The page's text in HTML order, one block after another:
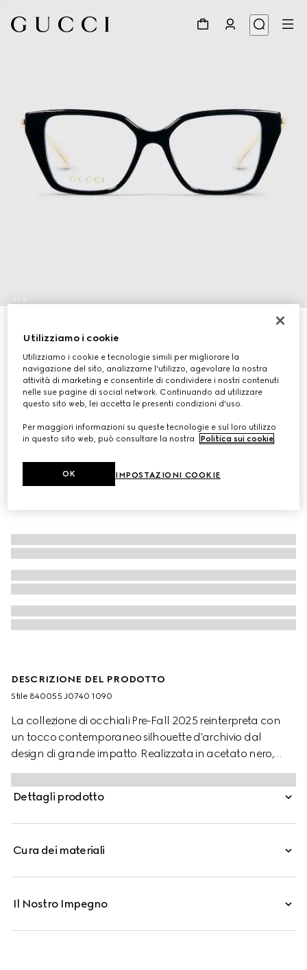
1 / 5
€ 450
Variantenero
DESCRIZIONE DEL PRODOTTO
Stile ‎840055 J0740 1090
La collezione di occhiali Pre-Fall 2025 reinterpreta con
un tocco contemporaneo silhouette d'archivio dal
design di grande impatto. Realizzata in acetato nero,
questa montatura da vista cat-eye presenta aste in
metallo color oro chiaro decorate con perle e con il
motivo Incrocio GG in versione cut-out.
Dettagli prodotto
Cura dei materiali
Il Nostro Impegno
Utilizziamo i cookie
Utilizziamo i cookie e tecnologie simili per migliorare la
navigazione del sito, analizzarne l'utilizzo, agevolare la nostra
attività di marketing e consentirle di condividere i nostri contenuti
nelle sue pagine di social network. Continuando ad utilizzare
questo sito web, lei accetta le presenti condizioni d'uso.
Per maggiori informazioni su queste tecnologie e sul loro utilizzo
in questo sito web, può consultare la nostra
Politica sui cookie.
IMPOSTAZIONI COOKIE
OK